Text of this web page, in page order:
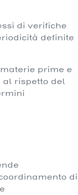
di verifiche
definite
prime e
rispetto del
di